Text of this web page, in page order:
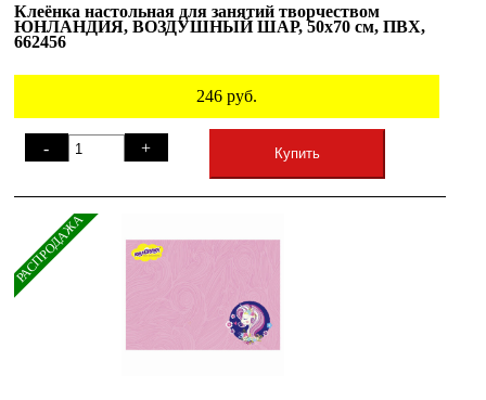
Клеёнка настольная для занятий творчеством
ЮНЛАНДИЯ, ВОЗДУШНЫЙ ШАР, 50х70 см, ПВХ,
662456
246 руб.
- + Купить
РАСПРОДАЖА